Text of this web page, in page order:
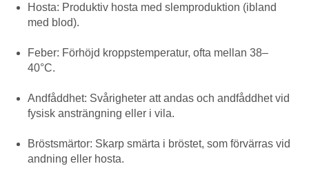
Hosta: Produktiv hosta med slemproduktion (ibland
med blod).
Feber: Förhöjd kroppstemperatur, ofta mellan 38–
40°C.
Andfåddhet: Svårigheter att andas och andfåddhet vid
fysisk ansträngning eller i vila.
Bröstsmärtor: Skarp smärta i bröstet, som förvärras vid
andning eller hosta.